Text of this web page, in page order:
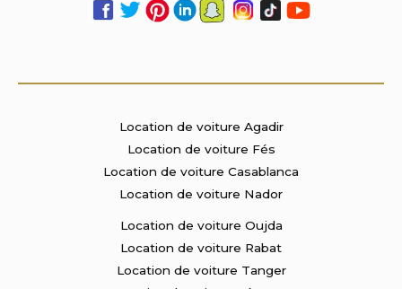
Location de voiture Agadir
Location de voiture Fés
Location de voiture Casablanca
Location de voiture Nador
Location de voiture Oujda
Location de voiture Rabat
Location de voiture Tanger